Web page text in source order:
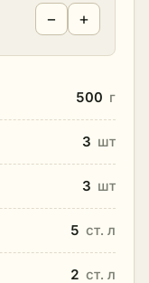
− +
500 г
3 шт
3 шт
5 ст. л
2 ст. л